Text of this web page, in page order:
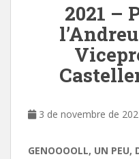
2021 –
3 de novembre de
GENOOOOLL, UN PEU,